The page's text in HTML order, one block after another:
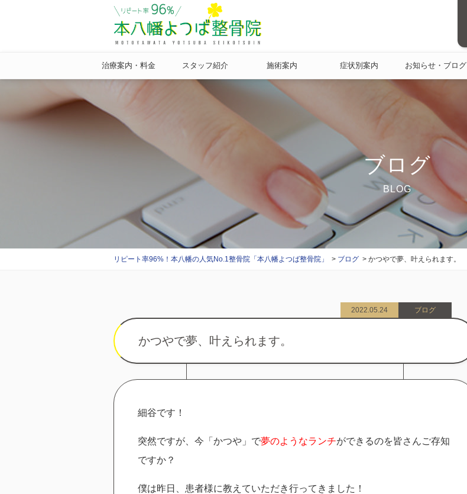
治療案内・料金 スタッフ紹介 施術案内 症状別案内 お知らせ・ブログ
ブログ
BLOG
リピート率96%！本八幡の人気No.1整骨院「本八幡よつば整骨院」 ブログ かつやで夢、叶えられます。
かつやで夢、叶えられます。
2022.05.24 ブログ
細谷です！
突然ですが、今「かつや」で夢のようなランチができるのを皆さんご存知
ですか？
僕は昨日、患者様に教えていただき行ってきました！